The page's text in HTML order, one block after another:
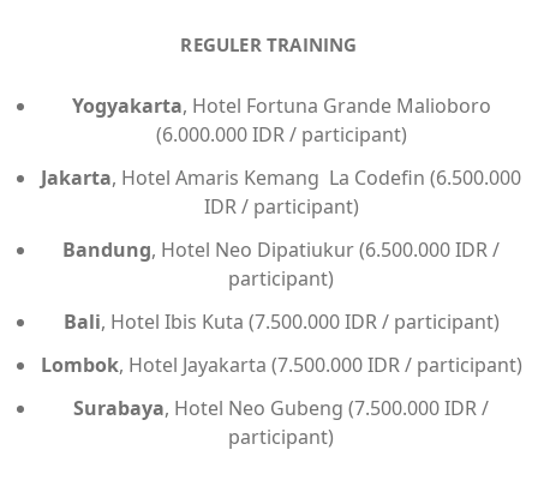
REGULER TRAINING
Yogyakarta, Hotel Fortuna Grande Malioboro
(6.000.000 IDR / participant)
Jakarta, Hotel Amaris Kemang La Codefin (6.500.000
IDR / participant)
Bandung, Hotel Neo Dipatiukur (6.500.000 IDR /
participant)
Bali, Hotel Ibis Kuta (7.500.000 IDR / participant)
Lombok, Hotel Jayakarta (7.500.000 IDR / participant)
Surabaya, Hotel Neo Gubeng (7.500.000 IDR /
participant)